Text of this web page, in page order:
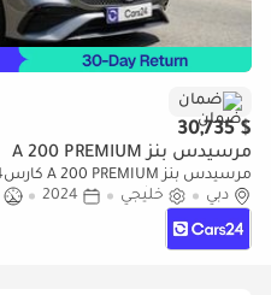
ضمان
$ 30,735
مرسيدس بنز A 200 PREMIUM
المستعملة موثوق ومضمون
دبي خليجي 2024